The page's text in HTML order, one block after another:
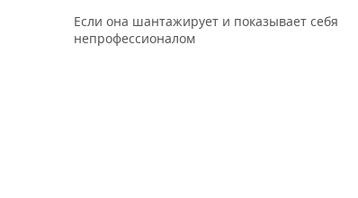
Если она шантажирует и показывает себя
непрофессионалом